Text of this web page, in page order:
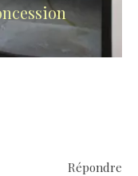
Répondre